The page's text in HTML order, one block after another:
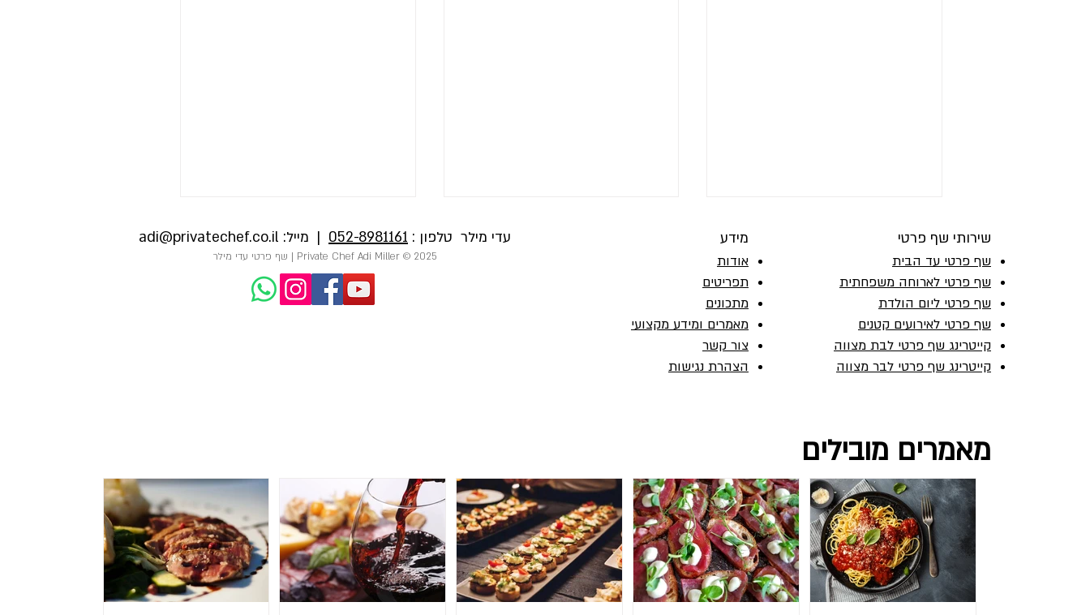
שף פרטי מהמטבח האיטלקי בבית
עדי מילר טלפון : 052-8981161 | מייל: adi@privatechef.co.il
2025 © Private Chef Adi Miller | שף פרטי עדי מילר
מידע
אודות
תפריטים
מתכונים
מאמרים ומידע מקצועי
צור קשר
הצהרת נגישות
שירותי שף פרטי
שף פרטי עד הבית
שף פרטי לארוחה משפחתית
שף פרטי ליום הולדת
שף פרטי לאירועים קטנים
קייטרינג שף פרטי לבת מצווה
קייטרינג שף פרטי לבר מצווה
מאמרים מובילים